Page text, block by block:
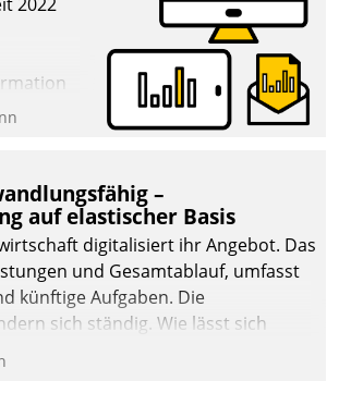
und
gehen
über
bei
–
auf elastischer Basis
digitalisiert ihr Angebot. Das
und Gesamtablauf, umfasst
künftige Aufgaben. Die
sich ständig. Wie lässt sich
wahren und zugleich Freiraum